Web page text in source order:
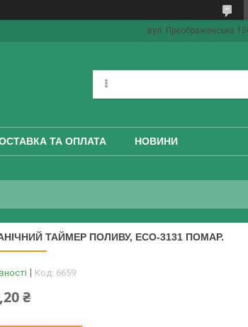
вул. Преображенська
ТА ОПЛАТА НОВИНИ
ТАЙМЕР ПОЛИВУ, ECO-3131 ПОМАР.
Код: 6659
₴